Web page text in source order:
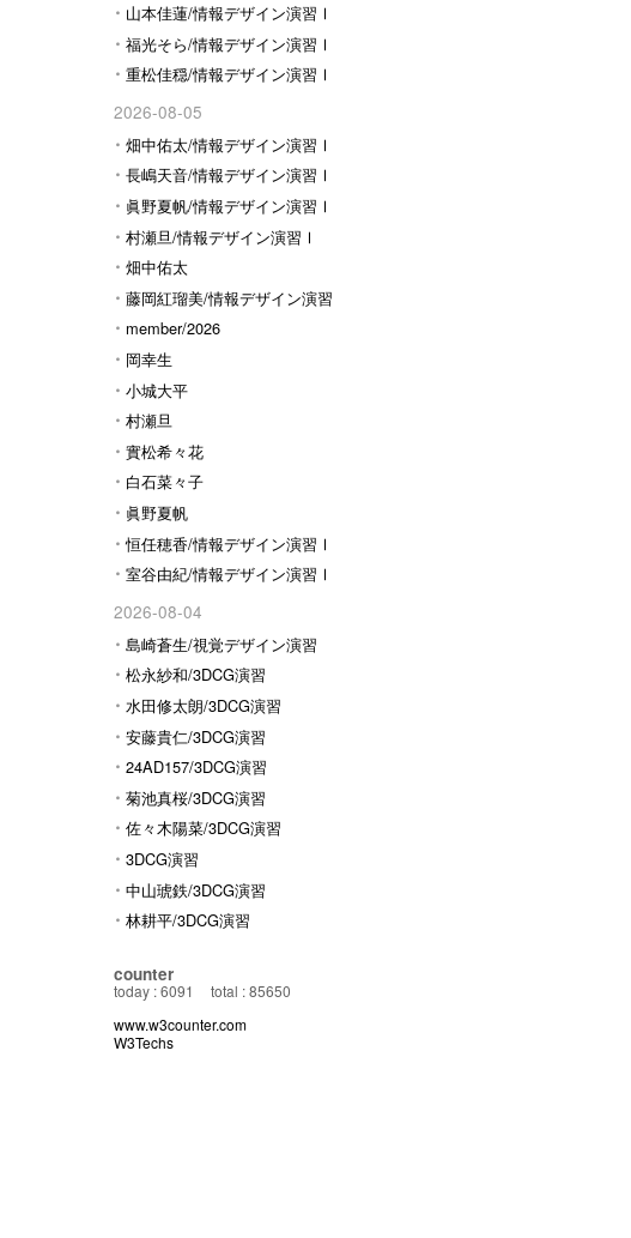
山本佳蓮/情報デザイン演習Ⅰ
福光そら/情報デザイン演習Ⅰ
重松佳穏/情報デザイン演習Ⅰ
2026-08-05
畑中佑太/情報デザイン演習Ⅰ
長嶋天音/情報デザイン演習Ⅰ
眞野夏帆/情報デザイン演習Ⅰ
村瀬旦/情報デザイン演習Ⅰ
畑中佑太
藤岡紅瑠美/情報デザイン演習
Ⅰ member/2026
岡幸生
小城大平
村瀬旦
實松希々花
白石菜々子
眞野夏帆
恒任穂香/情報デザイン演習Ⅰ
室谷由紀/情報デザイン演習Ⅰ
2026-08-04
島崎蒼生/視覚デザイン演習
松永紗和/3DCG演習
水田修太朗/3DCG演習
安藤貴仁/3DCG演習
24AD157/3DCG演習
菊池真桜/3DCG演習
佐々木陽菜/3DCG演習
3DCG演習
中山琥鉄/3DCG演習
林耕平/3DCG演習
counter
today : 6091
total : 85650
www.w3counter.com
W3Techs